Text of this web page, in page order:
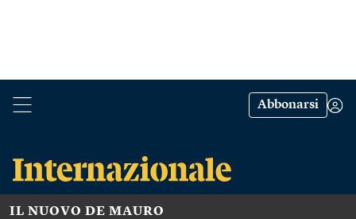
Abbonarsi
IL NUOVO DE MAURO